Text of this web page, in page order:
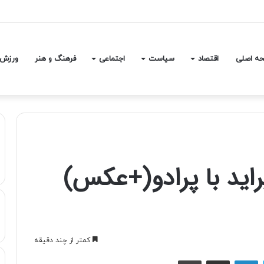
اصلی اقتصاد سیاست اجتماعی فرهنگ و هنر ورزش
با پرادو(+عكس)
کمتر از چند دقیقه
لینکداین